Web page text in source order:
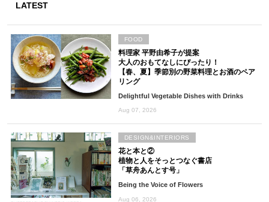
LATEST
料理家 平野由希子が提案
大人のおもてなしにぴったり！
【春、夏】季節別の野菜料理とお酒のペア
リング
Delightful Vegetable Dishes with Drinks
Aug 07, 2026
FOOD
花と本と②
植物と人をそっとつなぐ書店
「草舟あんとす号」
Being the Voice of Flowers
Aug 06, 2026
DESIGN&INTERIORS